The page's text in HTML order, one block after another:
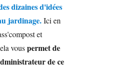
dizaines d'idées
jardinage.Ici en
et
vouspermet de
de ce